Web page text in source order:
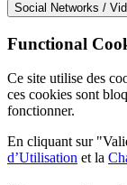
Social Networks /
Functional
Ce site utilise des
ces cookies sont
fonctionner.
En cliquant sur
d’Utilisation et la